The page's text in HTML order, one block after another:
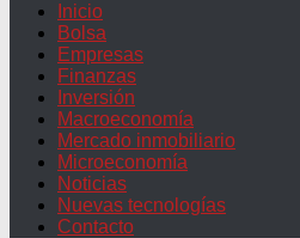
Inicio
Bolsa
Empresas
Finanzas
Inversión
Macroeconomía
Mercado inmobiliario
Microeconomía
Noticias
Nuevas tecnologías
Contacto